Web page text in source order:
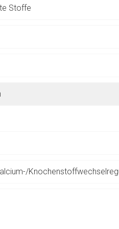
Stoffe
Betreiber